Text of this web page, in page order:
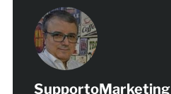
SupportoMarketing